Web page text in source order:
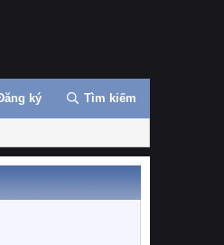
ký Tìm kiếm